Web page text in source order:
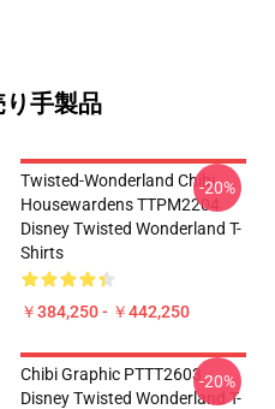
手製品
Twisted-Wonderland Chibi
Housewardens TTPM2204
Disney Twisted Wonderland T-
Shirts
￥384,250 - ￥442,250
-20%
Chibi Graphic PTTT2603
Disney Twisted Wonderland T-
-20%